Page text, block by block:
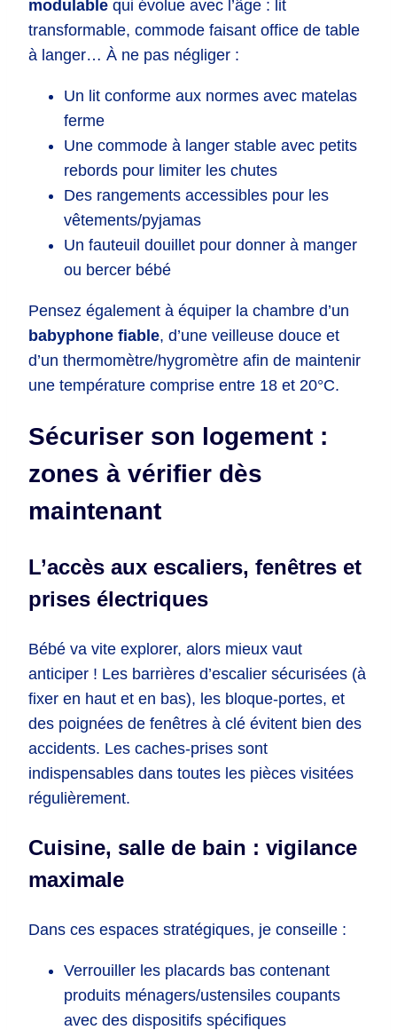
modulable qui évolue avec l’âge : lit
transformable, commode faisant office de table
à langer… À ne pas négliger :
Un lit conforme aux normes avec matelas
ferme
Une commode à langer stable avec petits
rebords pour limiter les chutes
Des rangements accessibles pour les
vêtements/pyjamas
Un fauteuil douillet pour donner à manger
ou bercer bébé
Pensez également à équiper la chambre d’un
babyphone fiable, d’une veilleuse douce et
d’un thermomètre/hygromètre afin de maintenir
une température comprise entre 18 et 20°C.
Sécuriser son logement :
zones à vérifier dès
maintenant
L’accès aux escaliers, fenêtres et
prises électriques
Bébé va vite explorer, alors mieux vaut
anticiper ! Les barrières d’escalier sécurisées (à
fixer en haut et en bas), les bloque-portes, et
des poignées de fenêtres à clé évitent bien des
accidents. Les caches-prises sont
indispensables dans toutes les pièces visitées
régulièrement.
Cuisine, salle de bain : vigilance
maximale
Dans ces espaces stratégiques, je conseille :
Verrouiller les placards bas contenant
produits ménagers/ustensiles coupants
avec des dispositifs spécifiques